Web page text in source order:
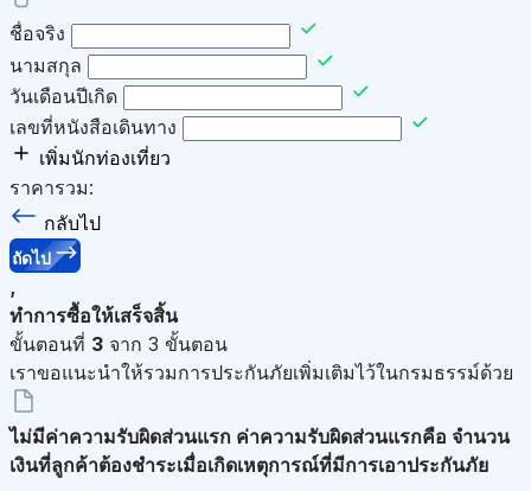
ชื่อจริง
นามสกุล
วันเดือนปีเกิด
เลขที่หนังสือเดินทาง
เพิ่มนักท่องเที่ยว
ราคารวม:
กลับไป
ถัดไป
,
ทำการซื้อให้เสร็จสิ้น
ขั้นตอนที่ 3 จาก 3 ขั้นตอน
เราขอแนะนำให้รวมการประกันภัยเพิ่มเติมไว้ในกรมธรรม์ด้วย
ไม่มีค่าความรับผิดส่วนแรก ค่าความรับผิดส่วนแรกคือ จำนวน
เงินที่ลูกค้าต้องชำระเมื่อเกิดเหตุการณ์ที่มีการเอาประกันภัย